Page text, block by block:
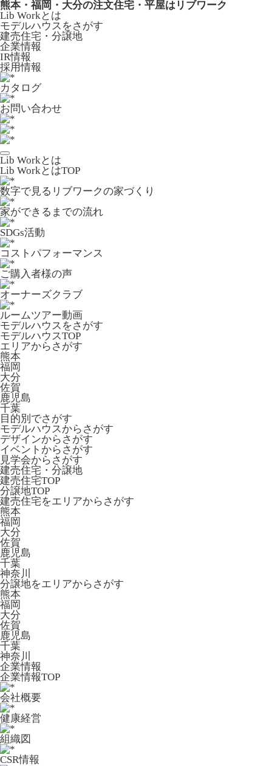
熊本・福岡・大分の注文住宅・平屋はリブワーク
Lib Workとは
モデルハウスをさがす
建売住宅・分譲地
企業情報
IR情報
採用情報
カタログ
お問い合わせ
Lib Workとは
Lib WorkとはTOP
数字で⾒るリブワークの家づくり
家ができるまでの流れ
SDGs活動
コストパフォーマンス
ご購入者様の声
オーナーズクラブ
ルームツアー動画
モデルハウスをさがす
モデルハウスTOP
エリアからさがす
熊本
福岡
大分
佐賀
鹿児島
千葉
目的別でさがす
モデルハウスからさがす
デザインからさがす
イベントからさがす
見学会からさがす
建売住宅・分譲地
建売住宅TOP
分譲地TOP
建売住宅をエリアからさがす
熊本
福岡
大分
佐賀
鹿児島
千葉
神奈川
分譲地をエリアからさがす
熊本
福岡
大分
佐賀
鹿児島
千葉
神奈川
企業情報
企業情報TOP
会社概要
健康経営
組織図
CSR情報